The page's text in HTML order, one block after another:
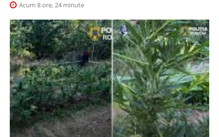
Acum 8 ore, 24 minute